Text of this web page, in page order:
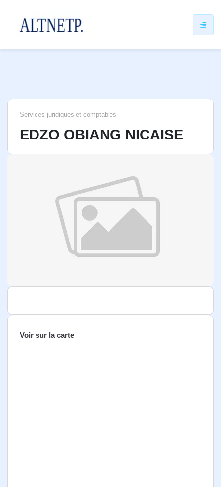
Services juridiques et comptables
EDZO OBIANG NICAISE
Voir sur la carte